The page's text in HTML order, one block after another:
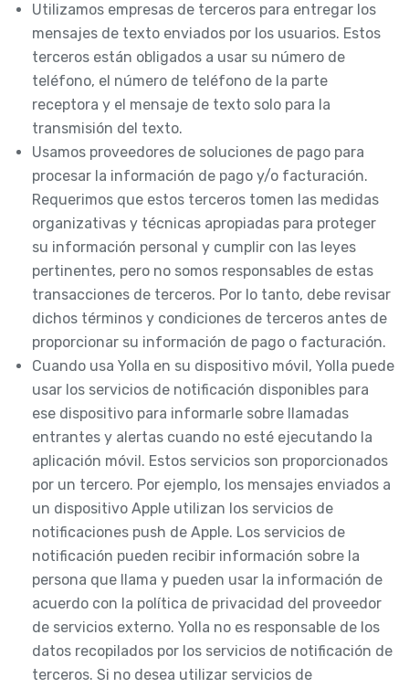
Utilizamos empresas de terceros para entregar los
mensajes de texto enviados por los usuarios. Estos
terceros están obligados a usar su número de
teléfono, el número de teléfono de la parte
receptora y el mensaje de texto solo para la
transmisión del texto.
Usamos proveedores de soluciones de pago para
procesar la información de pago y/o facturación.
Requerimos que estos terceros tomen las medidas
organizativas y técnicas apropiadas para proteger
su información personal y cumplir con las leyes
pertinentes, pero no somos responsables de estas
transacciones de terceros. Por lo tanto, debe revisar
dichos términos y condiciones de terceros antes de
proporcionar su información de pago o facturación.
Cuando usa Yolla en su dispositivo móvil, Yolla puede
usar los servicios de notificación disponibles para
ese dispositivo para informarle sobre llamadas
entrantes y alertas cuando no esté ejecutando la
aplicación móvil. Estos servicios son proporcionados
por un tercero. Por ejemplo, los mensajes enviados a
un dispositivo Apple utilizan los servicios de
notificaciones push de Apple. Los servicios de
notificación pueden recibir información sobre la
persona que llama y pueden usar la información de
acuerdo con la política de privacidad del proveedor
de servicios externo. Yolla no es responsable de los
datos recopilados por los servicios de notificación de
terceros. Si no desea utilizar servicios de